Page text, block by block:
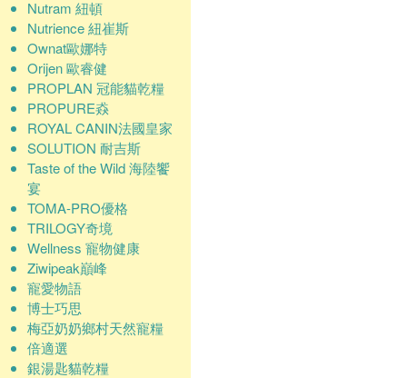
Nutram 紐頓
Nutrience 紐崔斯
Ownat歐娜特
Orijen 歐睿健
PROPLAN 冠能貓乾糧
PROPURE猋
ROYAL CANIN法國皇家
SOLUTION 耐吉斯
Taste of the Wild 海陸饗
宴
TOMA-PRO優格
TRILOGY奇境
Wellness 寵物健康
Ziwipeak巔峰
寵愛物語
博士巧思
梅亞奶奶鄉村天然寵糧
倍適選
銀湯匙貓乾糧